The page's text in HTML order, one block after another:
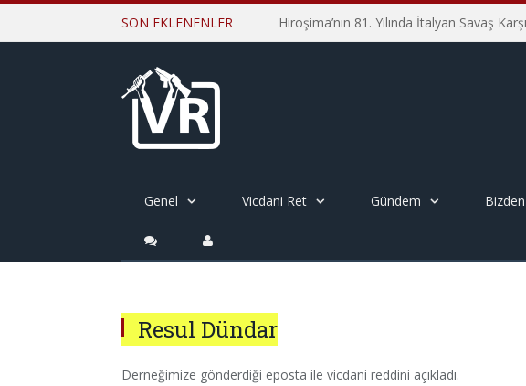
SON EKLENENLER
Genel Vicdani Ret Gündem Bizden
Resul Dündar
Derneğimize gönderdiği eposta ile vicdani reddini açıkladı.